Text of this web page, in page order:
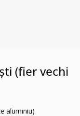
(fier vechi
aluminiu)